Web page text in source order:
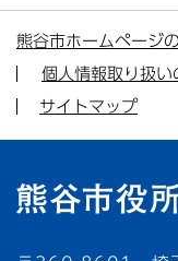
熊谷市ホームページ
個人情報取り扱い
サイトマップ